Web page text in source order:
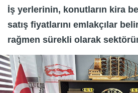
İş yerlerinin, konutların kira
satış fiyatlarını emlakçılar
rağmen sürekli olarak